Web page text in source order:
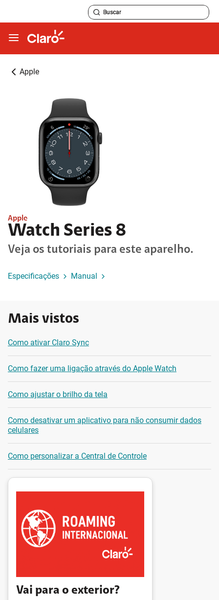
Apple
Apple
Watch Series 8
Veja os tutoriais para este aparelho.
Especificações Manual
Mais vistos
Como ativar Claro Sync
Como fazer uma ligação através do Apple Watch
Como ajustar o brilho da tela
Como desativar um aplicativo para não consumir dados
celulares
Como personalizar a Central de Controle
Vai para o exterior?